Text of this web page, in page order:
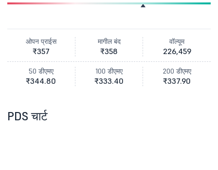
ओपन प्राईस
₹357
मागील बंद
₹358
वॉल्यूम
226,459
50 डीएमए
₹344.80
100 डीएमए
₹333.40
200 डीएमए
₹337.90
PDS चार्ट